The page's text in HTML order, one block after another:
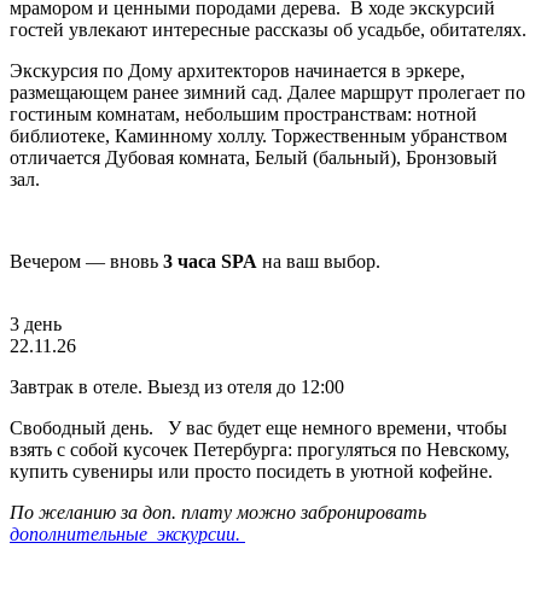
мрамором и ценными породами дерева. В ходе экскурсий
гостей увлекают интересные рассказы об усадьбе, обитателях.
Экскурсия по Дому архитекторов начинается в эркере,
размещающем ранее зимний сад. Далее маршрут пролегает по
гостиным комнатам, небольшим пространствам: нотной
библиотеке, Каминному холлу. Торжественным убранством
отличается Дубовая комната, Белый (бальный), Бронзовый
зал.
Вечером — вновь 3 часа SPA на ваш выбор.
3 день
22.11.26
Завтрак в отеле. Выезд из отеля до 12:00
Свободный день. У вас будет еще немного времени, чтобы
взять с собой кусочек Петербурга: прогуляться по Невскому,
купить сувениры или просто посидеть в уютной кофейне.
По желанию за доп. плату можно забронировать
дополнительные экскурсии.